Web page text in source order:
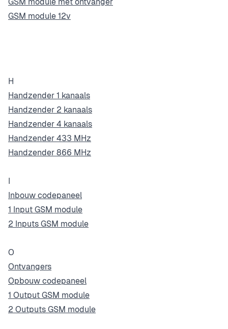
GSM module 12v
H
Handzender 1 kanaals
Handzender 2 kanaals
Handzender 4 kanaals
Handzender 433 MHz
Handzender 866 MHz
I
Inbouw codepaneel
1 Input GSM module
2 Inputs GSM module
O
Ontvangers
Opbouw codepaneel
1 Output GSM module
2 Outputs GSM module